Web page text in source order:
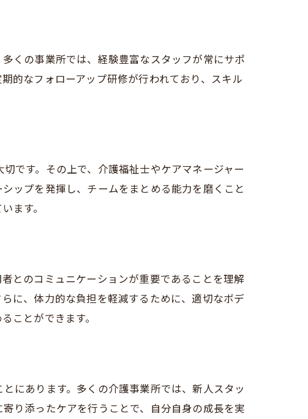
くの事業所では、経験豊富なスタッフが常にサポ
的なフォローアップ研修が行われており、スキル
です。その上で、介護福祉士やケアマネージャー
ップを発揮し、チームをまとめる能力を磨くこと
ます。
とのコミュニケーションが重要であることを理解
に、体力的な負担を軽減するために、適切なボデ
ことができます。
にあります。多くの介護事業所では、新人スタッ
り添ったケアを行うことで、自分自身の成長を実